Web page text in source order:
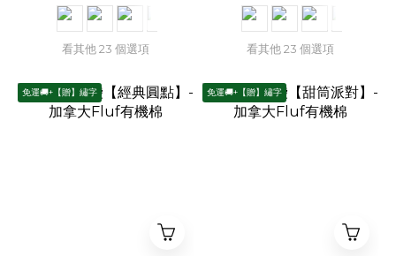
看其他 23 個選項 看其他 23 個選項
免運🚚+【贈】繡字 免運🚚+【贈】繡字